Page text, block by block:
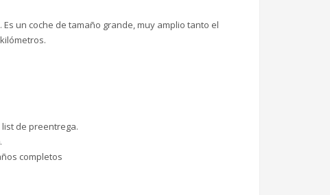
Es un coche de tamaño grande, muy amplio tanto el
de preentrega.
completos